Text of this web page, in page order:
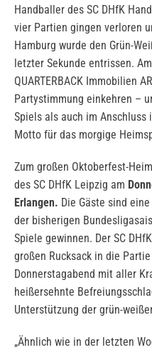
Handballer des SC DHfK
vier Partien gingen verloren
Hamburg wurde den Grün-
letzter Sekunde entrissen.
QUARTERBACK Immobilien
Partystimmung einkehren –
Spiels als auch im Anschluss
Motto für das morgige
Zum großen Oktoberfest-
des SC DHfK Leipzig am
Erlangen. Die Gäste sind
der bisherigen
Spiele gewinnen. Der SC
großen Rucksack in die
Donnerstagabend mit aller
heißersehnte
Unterstützung der grün-
„Ähnlich wie in der letzten